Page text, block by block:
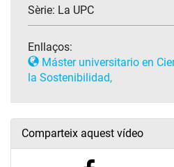
Sèrie: La UPC
Enllaços:
Máster universitario en
la Sostenibilidad,
Comparteix aquest vídeo